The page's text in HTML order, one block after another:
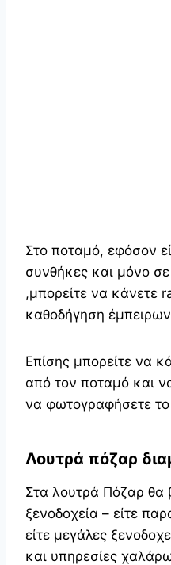
Στο ποταμό, εφόσον
συνθήκες και μόνο
,μπορείτε να κάνετε
καθοδήγηση
Επίσης μπορείτε να
από τον ποταμό και
να φωτογραφήσετε
Λουτρά πόζαρ
Στα λουτρά Πόζαρ θα
ξενοδοχεία – είτε
είτε μεγάλες
και υπηρεσίες